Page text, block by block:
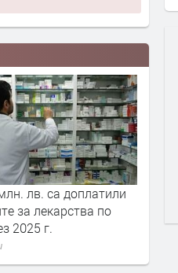
лв. са доплатили
за лекарства по
2025 г.